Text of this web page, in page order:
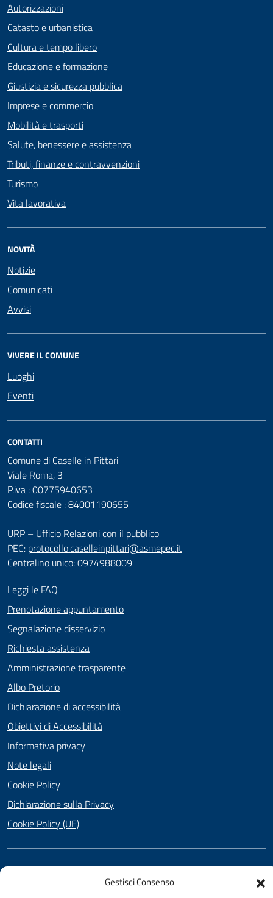
Gestisci Consenso
Autorizzazioni
Catasto e urbanistica
Cultura e tempo libero
Educazione e formazione
Giustizia e sicurezza pubblica
Imprese e commercio
Mobilità e trasporti
Salute, benessere e assistenza
Tributi, finanze e contravvenzioni
Turismo
Vita lavorativa
NOVITÀ
Notizie
Comunicati
Avvisi
VIVERE IL COMUNE
Luoghi
Eventi
CONTATTI
Comune di Caselle in Pittari
Viale Roma, 3
P.iva : 00775940653
Codice fiscale : 84001190655
URP – Ufficio Relazioni con il pubblico
PEC: protocollo.caselleinpittari@asmepec.it
Centralino unico: 0974988009
Leggi le FAQ
Prenotazione appuntamento
Segnalazione disservizio
Richiesta assistenza
Amministrazione trasparente
Albo Pretorio
Dichiarazione di accessibilità
Obiettivi di Accessibilità
Informativa privacy
Note legali
Cookie Policy
Dichiarazione sulla Privacy
Cookie Policy (UE)
SEGUICI SU